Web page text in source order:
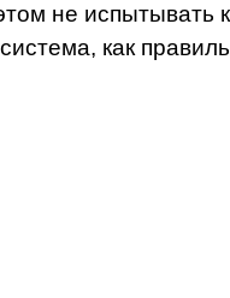
не
как